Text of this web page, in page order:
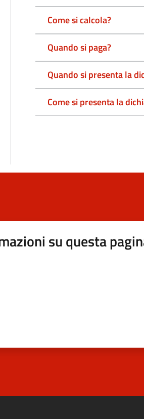
Come si calcola?
Quando si paga?
Quando si presenta la
Come si presenta la
su questa